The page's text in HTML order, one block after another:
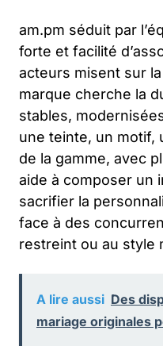
am.pm séduit par
forte et facilité
acteurs misent sur
marque cherche la
stables,
une teinte, un motif,
de la gamme, avec
aide à composer un
sacrifier la
face à des
restreint ou au style
A lire aussi Des
mariage originales